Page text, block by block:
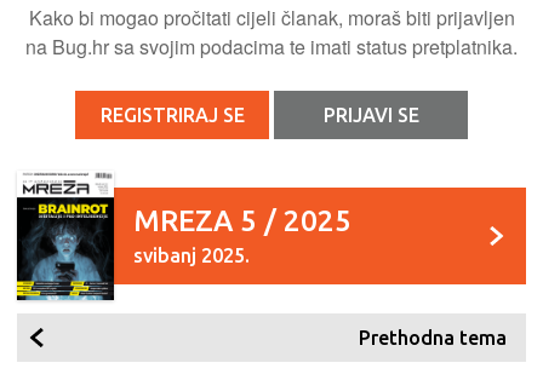
Kako bi mogao pročitati cijeli članak, moraš biti prijavljen
na Bug.hr sa svojim podacima te imati status pretplatnika.
REGISTRIRAJ SE PRIJAVI SE
MREZA 5 / 2025
svibanj 2025.
Prethodna tema